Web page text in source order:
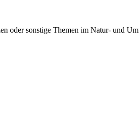
oder sonstige Themen im Natur- und